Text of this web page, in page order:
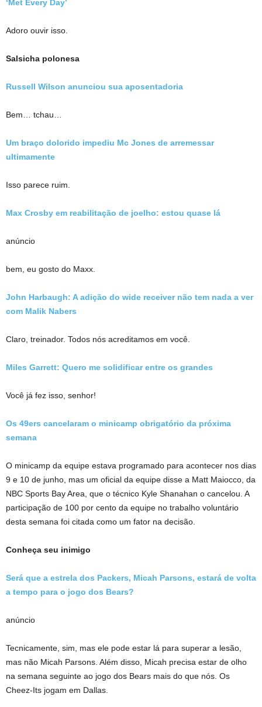
‘Met Every Day’
Adoro ouvir isso.
Salsicha polonesa
Russell Wilson anunciou sua aposentadoria
Bem… tchau…
Um braço dolorido impediu Mc Jones de arremessar
ultimamente
Isso parece ruim.
Max Crosby em reabilitação de joelho: estou quase lá
anúncio
bem, eu gosto do Maxx.
John Harbaugh: A adição do wide receiver não tem nada a ver
com Malik Nabers
Claro, treinador. Todos nós acreditamos em você.
Miles Garrett: Quero me solidificar entre os grandes
Você já fez isso, senhor!
Os 49ers cancelaram o minicamp obrigatório da próxima
semana
O minicamp da equipe estava programado para acontecer nos dias
9 e 10 de junho, mas um oficial da equipe disse a Matt Maiocco, da
NBC Sports Bay Area, que o técnico Kyle Shanahan o cancelou. A
participação de 100 por cento da equipe no trabalho voluntário
desta semana foi citada como um fator na decisão.
Conheça seu inimigo
Será que a estrela dos Packers, Micah Parsons, estará de volta
a tempo para o jogo dos Bears?
anúncio
Tecnicamente, sim, mas ele pode estar lá para superar a lesão,
mas não Micah Parsons. Além disso, Micah precisa estar de olho
na semana seguinte ao jogo dos Bears mais do que nós. Os
Cheez-Its jogam em Dallas.